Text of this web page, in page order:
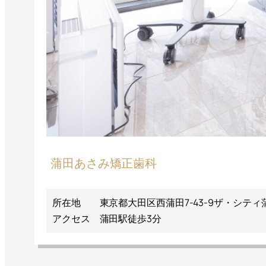
蒲田あさみ矯正歯科
所在地
東京都大田区西蒲田7-43-9ザ・シテ
アクセス 蒲田駅徒歩3分